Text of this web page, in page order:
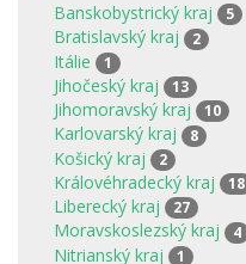
Banskobystrický kraj 5
Bratislavský kraj 2
Itálie 1
Jihočeský kraj 13
Jihomoravský kraj 10
Karlovarský kraj 8
Košický kraj 2
Královéhradecký kraj 18
Liberecký kraj 27
Moravskoslezský kraj 4
Nitrianský kraj 1